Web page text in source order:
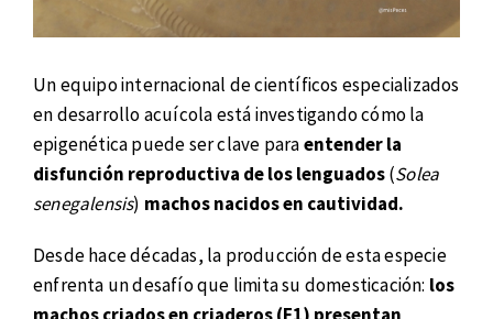
Un equipo internacional de científicos especializados
en desarrollo acuícola está investigando cómo la
epigenética puede ser clave paraentender la
disfunción reproductiva de los lenguados(Solea
senegalensis) machos nacidos en cautividad.
Desde hace décadas, la producción de esta especie
enfrenta un desafío que limita su domesticación: los